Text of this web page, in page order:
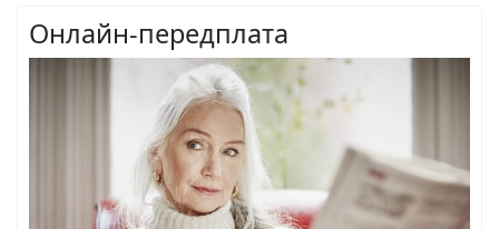
Онлайн-передплата